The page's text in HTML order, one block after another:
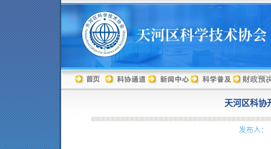
天河区科协
发布人